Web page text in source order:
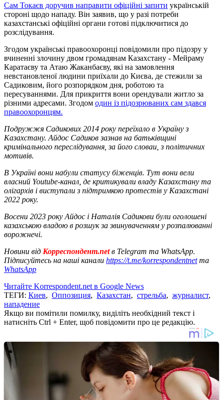
Сам Токаєв доручив направити офіційні запити українській
стороні щодо нападу. Він заявив, що у разі потреби
казахстанські офіційні органи готові підключитися до
розслідування.
Згодом українські правоохоронці повідомили про підозру у
вчиненні злочину двом громадянам Казахстану - Мейраму
Каратаєву та Атаю Жаканбаєву, які на замовлення
невстановленої людини приїхали до Києва, де стежили за
Садиковим, його розпорядком дня, роботою та
пересуваннями. Для прикриття вони орендували житло за
різними адресами. Згодом один із підозрюваних сам здався
правоохоронцям.
Подружжя Садикових 2014 року переїхало в Україну з
Казахстану. Айдос Садиков зазнав на батьківщині
кримінального переслідування, за його словаи, з політичних
мотивів.
В Україні вони набули статусу біженців. Тут вони вели
власний Youtube-канал, де критикували владу Казахстану та
олігархів і виступали з підтримкою протестів у Казахстані
2022 року.
Восени 2023 року Айдос і Наталія Садикови були оголошені
казахською владою в розшук за звинуваченням у розпалюванні
ворожнечі.
Новини від Корреспондент.netв Telegram та WhatsApp.
Підписуйтесь на наші канали https://t.me/korrespondentnetта
WhatsApp
Читайте Korrespondent.net в Google News
ТЕГИ: Киев, Оппозиция, Казахстан, стрельба, журналист,
нападение
Якщо ви помітили помилку, виділіть необхідний текст і
натисніть Ctrl + Enter, щоб повідомити про це редакцію.